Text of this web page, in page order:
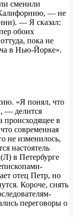
сменили
— не
— Я сказал:
обоих
пока не
в Нью-Йорке».
«Я понял, что
— делится
происходящее в
современная
не изменилось,
настоятель
в Петербурге
отец Петр, но
Короче, снять
переговоры о